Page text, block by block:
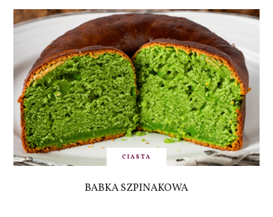
CIASTA
BABKA SZPINAKOWA